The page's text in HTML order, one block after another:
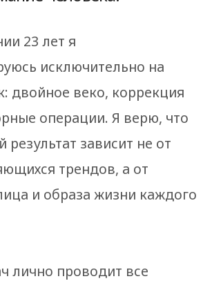
23 лет я
исключительно на
двойное веко, коррекция
операции. Я верю, что
результат зависит не от
трендов, а от
и образа жизни каждого
лично проводит все